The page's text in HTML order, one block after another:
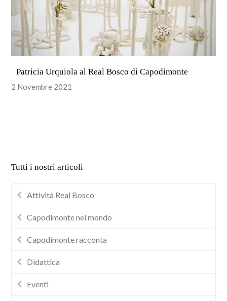
Patricia Urquiola al Real Bosco di Capodimonte
2 Novembre 2021
Tutti i nostri articoli
Attività Real Bosco
Capodimonte nel mondo
Capodimonte racconta
Didattica
Eventi